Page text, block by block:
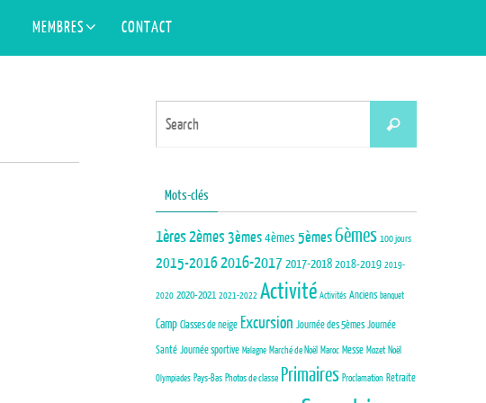
MEMBRES CONTACT
Search
Mots-clés
1ères2èmes 3èmes4èmes 5èmes6èmes 100 jours
2015-2016 2016-2017 2017-2018 2018-2019 2019-
2020 2020-2021 2021-2022 Activité Activités Anciens banquet
Camp Classes de neige Excursion Journée des 5èmes Journée
Santé Journée sportive Malagne Marché de Noël Maroc Messe Mozet Noël
Olympiades Pays-Bas Photos de classe Primaires Proclamation Retraite